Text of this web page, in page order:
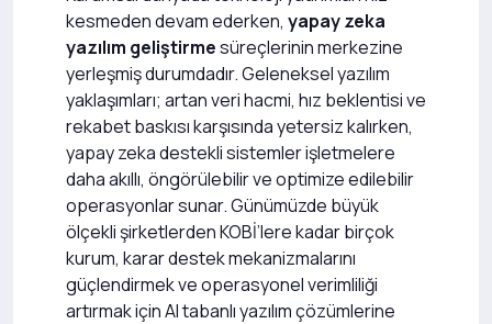
kesmeden devam ederken, yapay zeka
yazılım geliştirmesüreçlerinin merkezine
yerleşmiş durumdadır. Geleneksel yazılım
yaklaşımları; artan veri hacmi, hız beklentisi ve
rekabet baskısı karşısında yetersiz kalırken,
yapay zeka destekli sistemler işletmelere
daha akıllı, öngörülebilir ve optimize edilebilir
operasyonlar sunar. Günümüzde büyük
ölçekli şirketlerden KOBİ’lere kadar birçok
kurum, karar destek mekanizmalarını
güçlendirmek ve operasyonel verimliliği
artırmak için AI tabanlı yazılım çözümlerine